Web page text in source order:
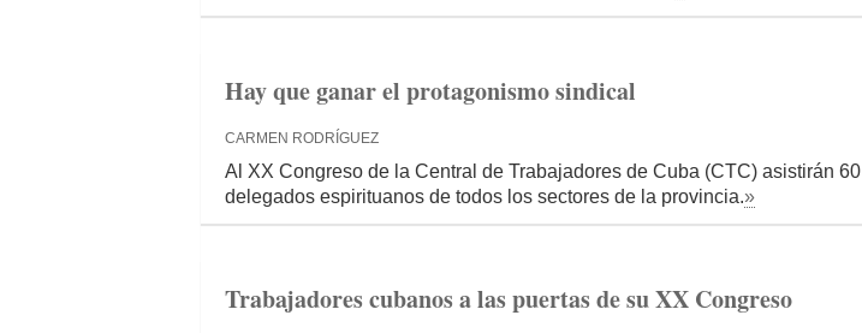
Hay que ganar el protagonismo sindical
CARMEN RODRÍGUEZ
Al XX Congreso de la Central de Trabajadores de Cuba (CTC) asistirán 60
delegados espirituanos de todos los sectores de la provincia.»
Trabajadores cubanos a las puertas de su XX Congreso